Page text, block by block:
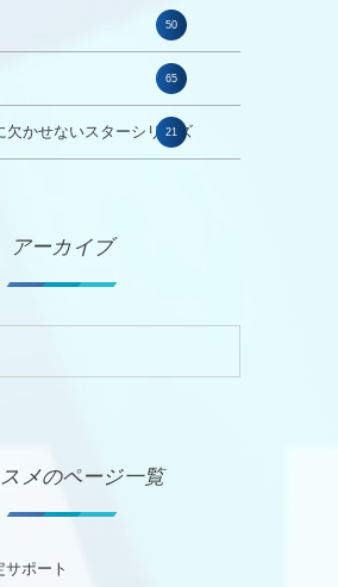
50
65
欠かせないスターシリーズ
21
アーカイブ
メのページ一覧
ポート